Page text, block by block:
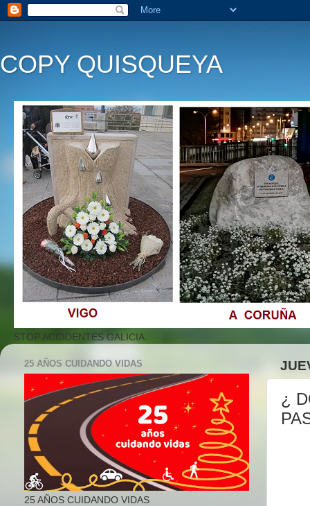
COPY QUISQUEYA
STOP ACCIDENTES GALICIA
¿
25 AÑOS CUIDANDO VIDAS
25 AÑOS CUIDANDO VIDAS